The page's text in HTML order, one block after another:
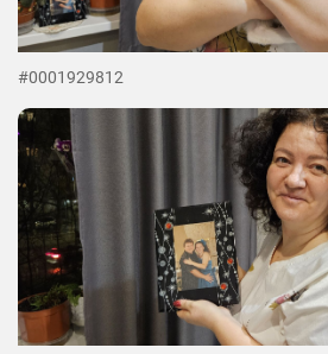
#0001929812